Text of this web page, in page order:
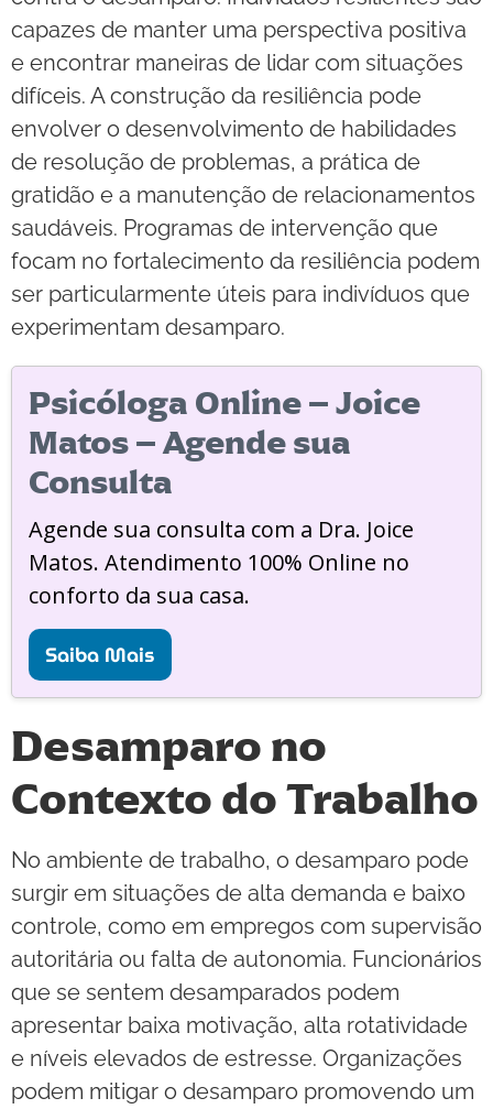
capazes de manter uma perspectiva positiva
e encontrar maneiras de lidar com situações
difíceis. A construção da resiliência pode
envolver o desenvolvimento de habilidades
de resolução de problemas, a prática de
gratidão e a manutenção de relacionamentos
saudáveis. Programas de intervenção que
focam no fortalecimento da resiliência podem
ser particularmente úteis para indivíduos que
experimentam desamparo.
Psicóloga Online – Joice
Matos – Agende sua
Consulta
Agende sua consulta com a Dra. Joice
Matos. Atendimento 100% Online no
conforto da sua casa.
Saiba Mais
Desamparo no
Contexto do Trabalho
No ambiente de trabalho, o desamparo pode
surgir em situações de alta demanda e baixo
controle, como em empregos com supervisão
autoritária ou falta de autonomia. Funcionários
que se sentem desamparados podem
apresentar baixa motivação, alta rotatividade
e níveis elevados de estresse. Organizações
podem mitigar o desamparo promovendo um